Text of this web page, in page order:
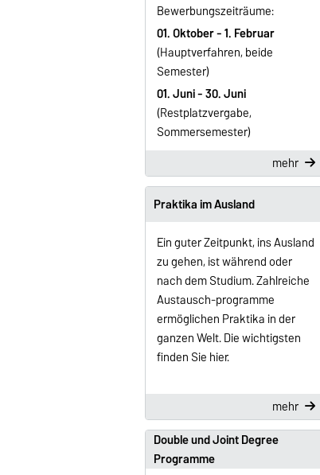
Bewerbungszeiträume:
01. Oktober - 1. Februar
(Hauptverfahren, beide
Semester)
01. Juni - 30. Juni
(Restplatzvergabe,
Sommersemester)
mehr
Praktika im Ausland
Ein guter Zeitpunkt, ins Ausland
zu gehen, ist während oder
nach dem Studium. Zahlreiche
Austausch-programme
ermöglichen Praktika in der
ganzen Welt. Die wichtigsten
finden Sie hier.
mehr
Double und Joint Degree
Programme